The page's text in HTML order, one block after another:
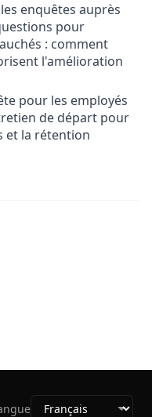
enquêtes auprès
pour
: comment
l'amélioration
pour les employés
de départ pour
et la rétention